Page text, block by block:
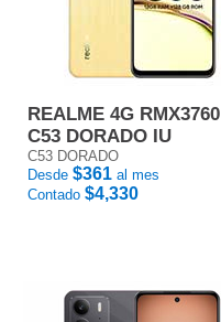
REALME 4G RMX3760
C53 DORADO IU
C53 DORADO
Desde $361 al mes
Contado $4,330